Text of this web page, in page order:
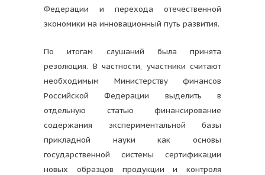
Федерации и перехода отечественной
экономики на инновационный путь развития.
По итогам слушаний была принята
резолюция. В частности, участники считают
необходимым Министерству финансов
Российской Федерации выделить в
отдельную статью финансирование
содержания экспериментальной базы
прикладной науки как основы
государственной системы сертификации
новых образцов продукции и контроля